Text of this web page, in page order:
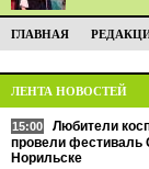
ГЛАВНАЯ
ЛЕНТА НОВОСТЕЙ
15:00
Любители
провели фестиваль
Норильске